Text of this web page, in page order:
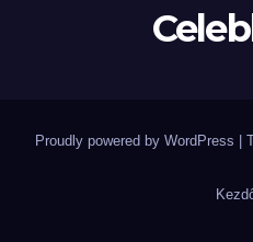
Proudly powered by WordPress